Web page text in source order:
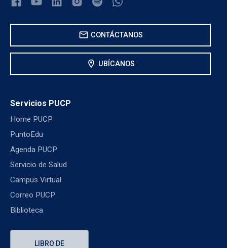
mail CONTÁCTANOS
location_on UBÍCANOS
Servicios PUCP
Home PUCP
PuntoEdu
Agenda PUCP
Servicio de Salud
Campus Virtual
Correo PUCP
Biblioteca
LIBRO DE